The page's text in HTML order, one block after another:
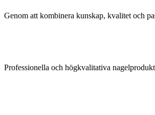
Genom att kombinera kunskap, kvalitet och
Professionella och högkvalitativa